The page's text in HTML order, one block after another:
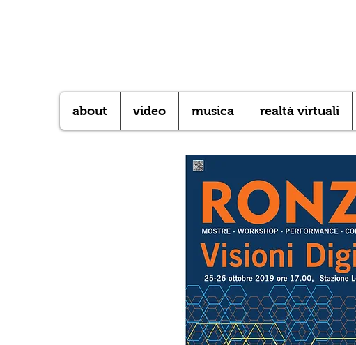
about video musica realtà virtuali